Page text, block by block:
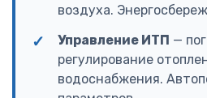
воздуха.
Управление ИТП —
регулирование
водоснабжения.